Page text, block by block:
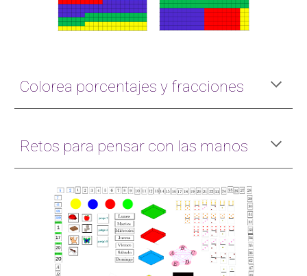
Colorea porcentajes y fracciones
Retos para pensar con las manos